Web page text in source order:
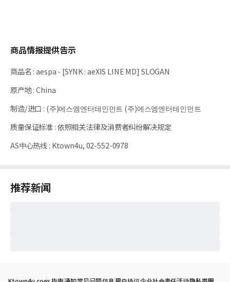
商品情报提供告示
商品名:aespa - [SYNK : aeXIS LINE MD] SLOGAN
原产地:China
制造/进口 : (주)에스엠엔터테인먼트 (주)에스엠엔터테인먼트
质量保证标准:依照相关法律及消费者纠纷解决规定
AS中心热线: Ktown4u, 02-552-0978
推荐新闻